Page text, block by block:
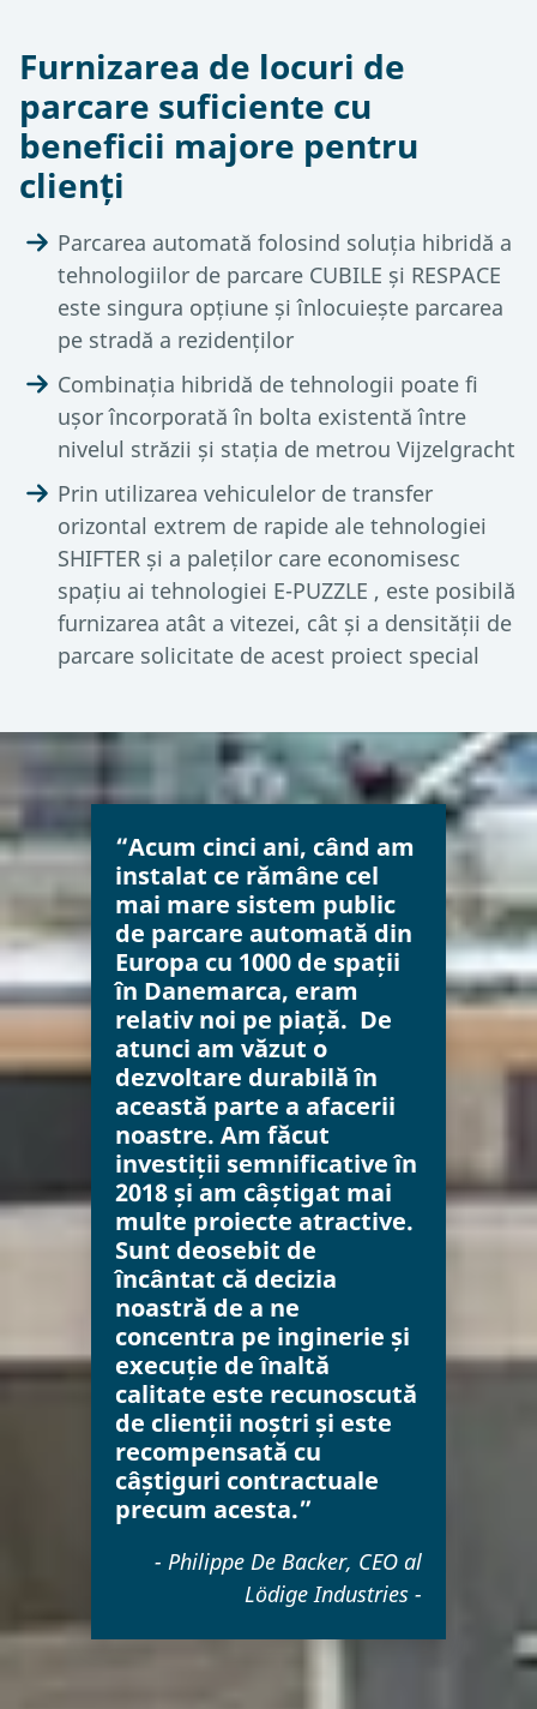
Furnizarea de locuri de
parcare suficiente cu
beneficii majore pentru
clienți
Parcarea automată folosind soluția hibridă a
tehnologiilor de parcare CUBILE și RESPACE
este singura opțiune și înlocuiește parcarea
pe stradă a rezidenților
Combinația hibridă de tehnologii poate fi
ușor încorporată în bolta existentă între
nivelul străzii și stația de metrou Vijzelgracht
Prin utilizarea vehiculelor de transfer
orizontal extrem de rapide ale tehnologiei
SHIFTER și a paleților care economisesc
spațiu ai tehnologiei E-PUZZLE , este posibilă
furnizarea atât a vitezei, cât și a densității de
parcare solicitate de acest proiect special
“Acum cinci ani, când am
instalat ce rămâne cel
mai mare sistem public
de parcare automată din
Europa cu 1000 de spații
în Danemarca, eram
relativ noi pe piață. De
atunci am văzut o
dezvoltare durabilă în
această parte a afacerii
noastre. Am făcut
investiții semnificative în
2018 și am câștigat mai
multe proiecte atractive.
Sunt deosebit de
încântat că decizia
noastră de a ne
concentra pe inginerie și
execuție de înaltă
calitate este recunoscută
de clienții noștri și este
recompensată cu
câștiguri contractuale
precum acesta.”
- Philippe De Backer, CEO al
Lödige Industries -